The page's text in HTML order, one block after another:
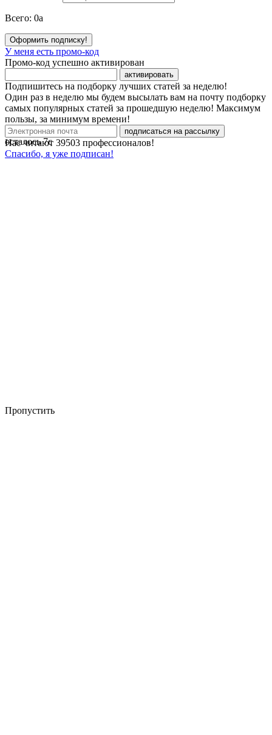
Всего: 0a
Оформить подписку!
У меня есть промо-код
Промо-код успешно активирован
активировать
Подпишитесь на подборку лучших статей за неделю!
Один раз в неделю мы будем высылать вам на почту подборку
самых популярных статей за прошедшую неделю! Максимум
пользы, за минимум времени!
подписаться на рассылку
Нас читают 39503 профессионалов!
Спасибо, я уже подписан!
осталось7с
Пропустить